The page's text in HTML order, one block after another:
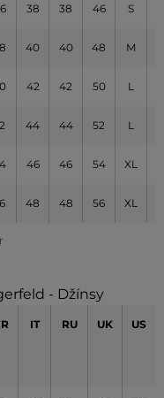
38 38 46 S
40 40 48 M
42 42 50 L
44 44 52 L
46 46 54 XL
48 48 56 XL
- Džínsy
IT RU UK US